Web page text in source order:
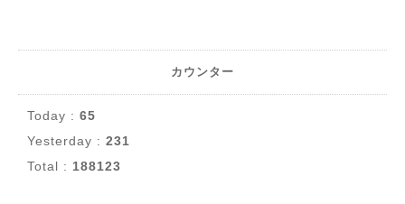
カウンター
Today : 65
Yesterday : 231
Total : 188123